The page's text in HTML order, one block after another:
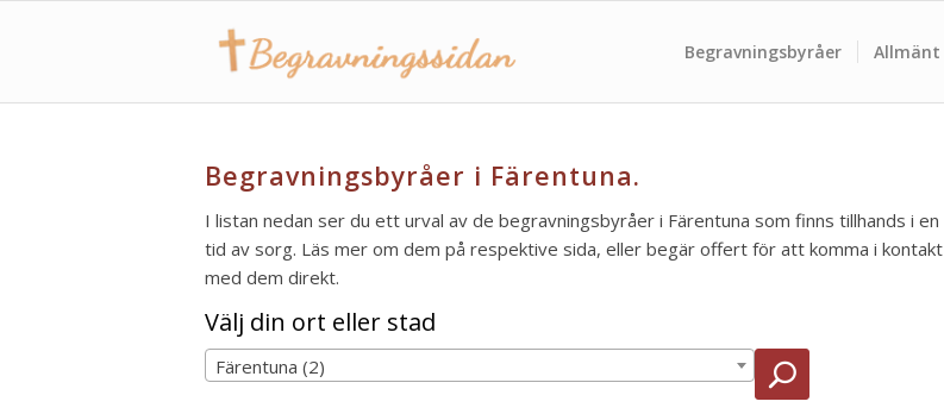
Begravningsbyråer Allmänt
Begravningsbyråer i Färentuna.
I listan nedan ser du ett urval av de begravningsbyråer i Färentuna som finns tillhands i en
tid av sorg. Läs mer om dem på respektive sida, eller begär offert för att komma i kontakt
med dem direkt.
Välj din ort eller stad
Färentuna (2)